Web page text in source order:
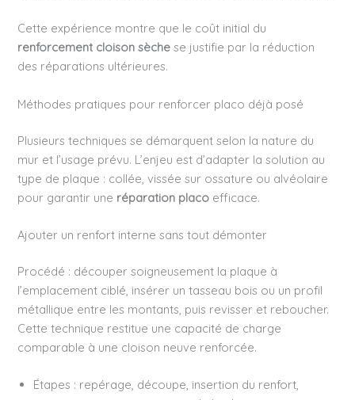
Cette expérience montre que le coût initial du
renforcement cloison sèche se justifie par la réduction
des réparations ultérieures.
Méthodes pratiques pour renforcer placo déjà posé
Plusieurs techniques se démarquent selon la nature du
mur et l’usage prévu. L’enjeu est d’adapter la solution au
type de plaque : collée, vissée sur ossature ou alvéolaire
pour garantir une réparation placo efficace.
Ajouter un renfort interne sans tout démonter
Procédé : découper soigneusement la plaque à
l’emplacement ciblé, insérer un tasseau bois ou un profil
métallique entre les montants, puis revisser et reboucher.
Cette technique restitue une capacité de charge
comparable à une cloison neuve renforcée.
Étapes : repérage, découpe, insertion du renfort,